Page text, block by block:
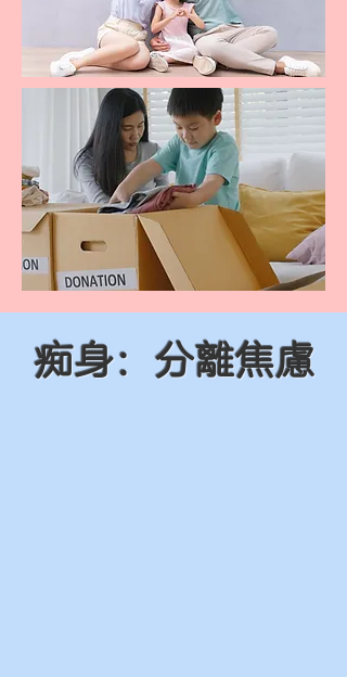
痴身：分離焦慮